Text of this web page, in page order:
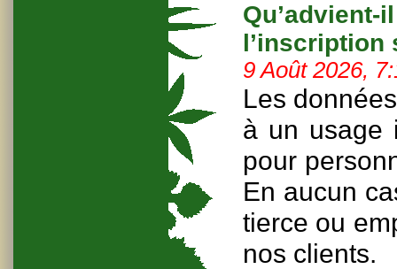
Qu’advient-
l’inscription
9 Août 2026,
Les
à un usage
pour
En aucun
tierce ou
nos clients.